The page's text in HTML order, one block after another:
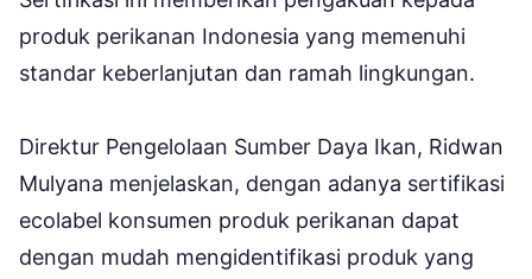
produk perikanan Indonesia yang memenuhi
standar keberlanjutan dan ramah lingkungan.
Direktur Pengelolaan Sumber Daya Ikan, Ridwan
Mulyana menjelaskan, dengan adanya sertifikasi
ecolabel konsumen produk perikanan dapat
dengan mudah mengidentifikasi produk yang